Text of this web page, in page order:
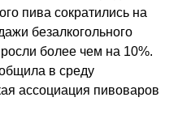
пива сократились на
безалкогольного
более чем на 10%.
в среду
ассоциация пивоваров